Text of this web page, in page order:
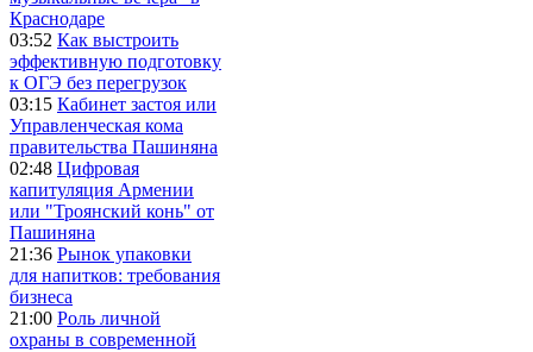
Краснодаре
03:52 Как выстроить
эффективную подготовку
к ОГЭ без перегрузок
03:15 Кабинет застоя или
Управленческая кома
правительства Пашиняна
02:48 Цифровая
капитуляция Армении
или "Троянский конь" от
Пашиняна
21:36 Рынок упаковки
для напитков: требования
бизнеса
21:00 Роль личной
охраны в современной